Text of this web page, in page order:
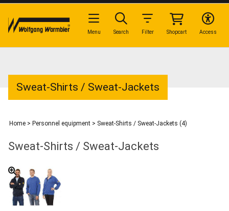
Sweat-Shirts / Sweat-Jackets
Home > Personnel equipment > Sweat-Shirts / Sweat-Jackets (4)
Sweat-Shirts / Sweat-Jackets
Access
Shopcart
Filter
Search
Menu